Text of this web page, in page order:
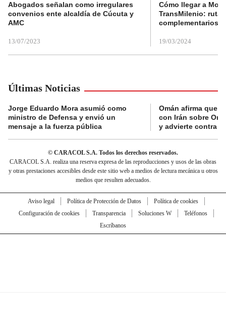
Abogados señalan como irregulares
convenios ente alcaldía de Cúcuta y
AMC
13/07/2023
Cómo llegar a
TransMilenio:
complementarios
19/03/2024
Últimas Noticias
Jorge Eduardo Mora asumió como
ministro de Defensa y envió un
mensaje a la fuerza pública
Omán afirma que
con Irán sobre
y advierte contra
© CARACOL S.A. Todos los derechos reservados.
CARACOL S.A. realiza una reserva expresa de las reproducciones y usos de las obras
y otras prestaciones accesibles desde este sitio web a medios de lectura mecánica u otros
medios que resulten adecuados.
Aviso legal Política de Protección de Datos
Política de cookies
Configuración de cookies
Transparencia Soluciones W
Teléfonos
Escríbanos